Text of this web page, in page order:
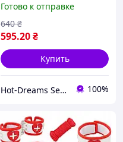
веревка,шлепалка, кляп,
маска Подарочный
комплект для ролевых
игр
Готово к отправке
595.20₴
640 ₴
Купить
Hot-Dreams Sex-shop 100%